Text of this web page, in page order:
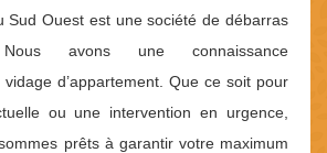
Sud Ouest est une société de débarras
Nous avons une connaissance
d’appartement. Que ce soit pour
ou une intervention en urgence,
prêts à garantir votre maximum